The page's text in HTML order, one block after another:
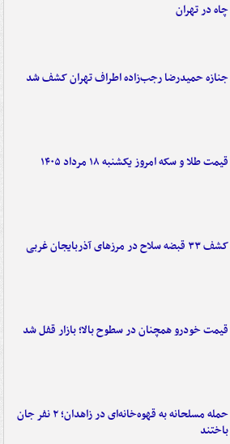
چاه در تهران
جنازه حمیدرضا رجب‌زاده اطراف تهران کشف شد
قیمت طلا و سکه امروز یکشنبه ۱۸ مرداد ۱۴۰۵
کشف ۳۳ قبضه سلاح در مرزهای آذربایجان غربی
قیمت خودرو همچنان در سطوح بالا؛ بازار قفل شد
حمله مسلحانه به قهوه‌خانه‌ای در زاهدان؛ ۲ نفر جان
باختند